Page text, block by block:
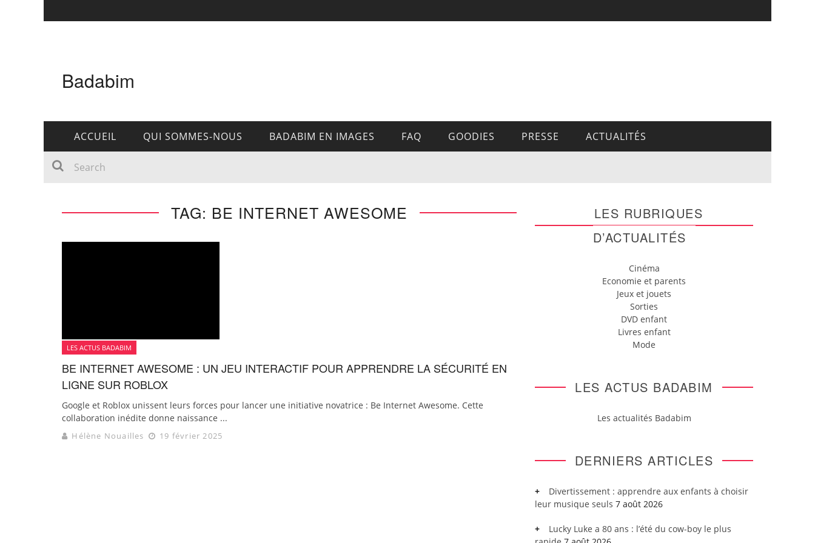
Badabim
ACCUEIL QUI SOMMES-NOUS BADABIM EN IMAGES FAQ GOODIES PRESSE ACTUALITÉS
TAG: BE INTERNET AWESOME
LES ACTUS BADABIM
BE INTERNET AWESOME : UN JEU INTERACTIF POUR APPRENDRE LA SÉCURITÉ EN
LIGNE SUR ROBLOX
Google et Roblox unissent leurs forces pour lancer une initiative novatrice : Be Internet Awesome. Cette
collaboration inédite donne naissance ...
Hélène Nouailles 19 février 2025
LES RUBRIQUES
D’ACTUALITÉS
Cinéma
Economie et parents
Jeux et jouets
Sorties
DVD enfant
Livres enfant
Mode
LES ACTUS BADABIM
Les actualités Badabim
DERNIERS ARTICLES
Divertissement : apprendre aux enfants à choisir
leur musique seuls 7 août 2026
Lucky Luke a 80 ans : l’été du cow-boy le plus